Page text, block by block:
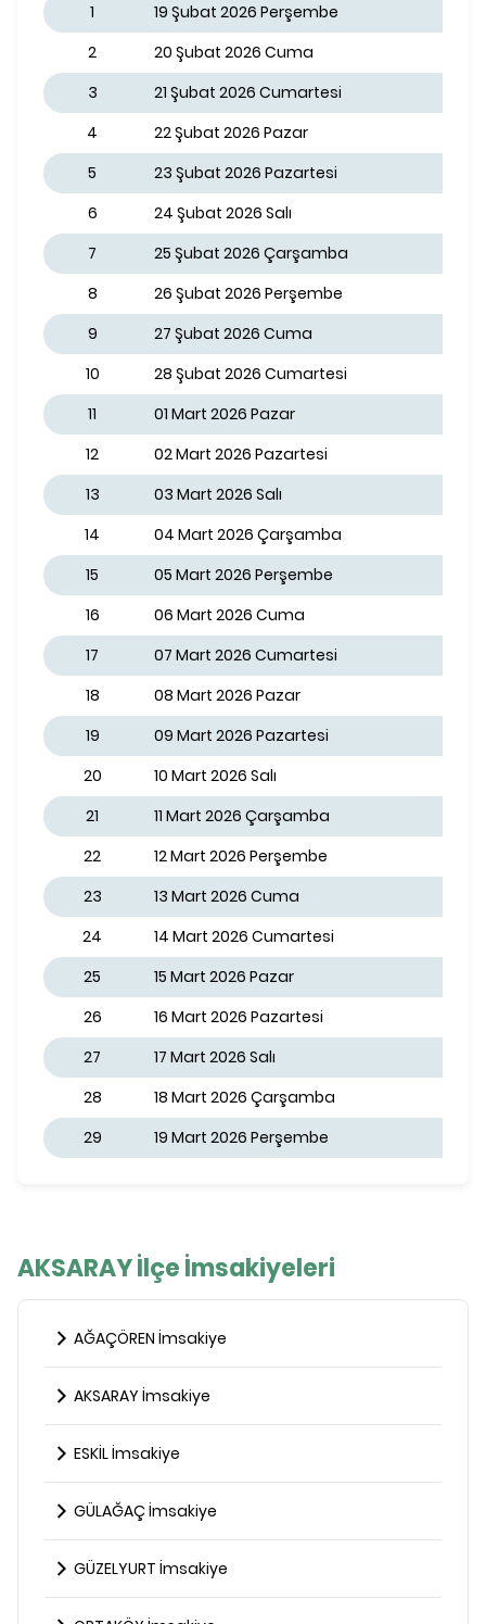
1
19 Şubat 2026 Perşembe
2
20 Şubat 2026 Cuma
3
21 Şubat 2026 Cumartesi
4
22 Şubat 2026 Pazar
5
23 Şubat 2026 Pazartesi
6
24 Şubat 2026 Salı
7
25 Şubat 2026 Çarşamba
8
26 Şubat 2026 Perşembe
9
27 Şubat 2026 Cuma
10
28 Şubat 2026 Cumartesi
11
01 Mart 2026 Pazar
12
02 Mart 2026 Pazartesi
13
03 Mart 2026 Salı
14
04 Mart 2026 Çarşamba
15
05 Mart 2026 Perşembe
16
06 Mart 2026 Cuma
17
07 Mart 2026 Cumartesi
18
08 Mart 2026 Pazar
19
09 Mart 2026 Pazartesi
20
10 Mart 2026 Salı
21
11 Mart 2026 Çarşamba
22
12 Mart 2026 Perşembe
23
13 Mart 2026 Cuma
24
14 Mart 2026 Cumartesi
25
15 Mart 2026 Pazar
26
16 Mart 2026 Pazartesi
27
17 Mart 2026 Salı
28
18 Mart 2026 Çarşamba
29
19 Mart 2026 Perşembe
AKSARAY İlçe İmsakiyeleri
AĞAÇÖREN İmsakiye
AKSARAY İmsakiye
ESKİL İmsakiye
GÜLAĞAÇ İmsakiye
GÜZELYURT İmsakiye